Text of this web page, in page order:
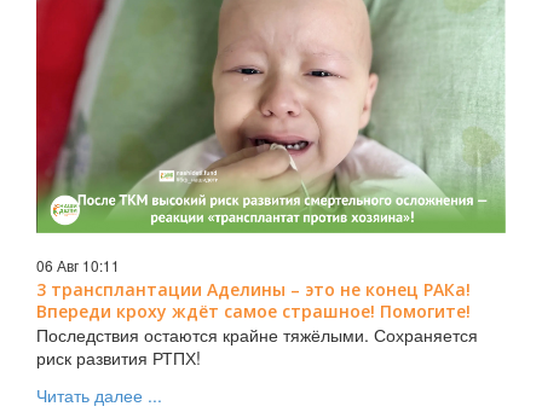
06 Авг 10:11
3 трансплантации Аделины – это не конец РАКа!
Впереди кроху ждёт самое страшное! Помогите!
Последствия остаются крайне тяжёлыми. Сохраняется
риск развития РТПХ!
Читать далее ...